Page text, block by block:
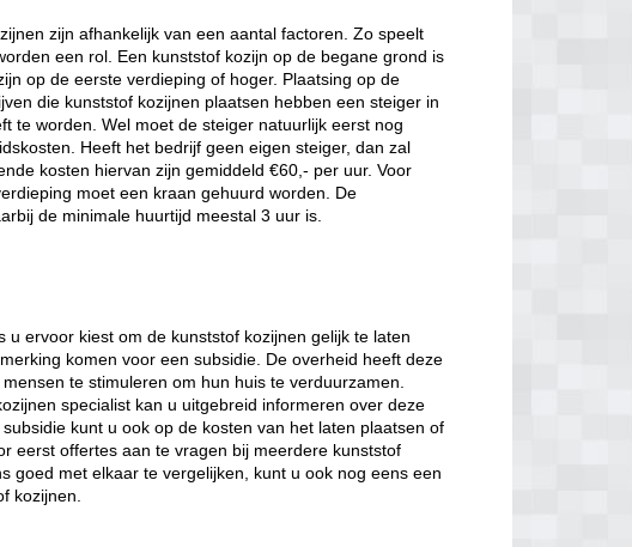
zijn afhankelijk van een aantal factoren. Zo speelt
een rol. Een kunststof kozijn op de begane grond is
op de eerste verdieping of hoger. Plaatsing op de
die kunststof kozijnen plaatsen hebben een steiger in
te worden. Wel moet de steiger natuurlijk eerst nog
Heeft het bedrijf geen eigen steiger, dan zal
kosten hiervan zijn gemiddeld €60,- per uur. Voor
moet een kraan gehuurd worden. De
de minimale huurtijd meestal 3 uur is.
ervoor kiest om de kunststof kozijnen gelijk te laten
komen voor een subsidie. De overheid heeft deze
te stimuleren om hun huis te verduurzamen.
specialist kan u uitgebreid informeren over deze
kunt u ook op de kosten van het laten plaatsen of
eerst offertes aan te vragen bij meerdere kunststof
goed met elkaar te vergelijken, kunt u ook nog eens een
kozijnen.